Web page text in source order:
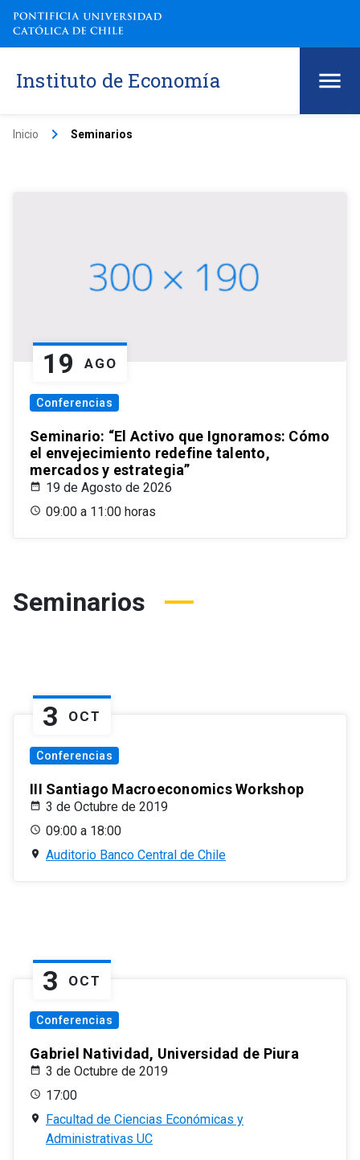
Instituto de Economía
Inicio keyboard_arrow_right Seminarios
19 AGO
Conferencias
Seminario: “El Activo que Ignoramos: Cómo
el envejecimiento redefine talento,
mercados y estrategia”
19 de Agosto de 2026
09:00 a 11:00 horas
Seminarios
3 OCT
Conferencias
III Santiago Macroeconomics Workshop
3 de Octubre de 2019
09:00 a 18:00
Auditorio Banco Central de Chile
3 OCT
Conferencias
Gabriel Natividad, Universidad de Piura
3 de Octubre de 2019
17:00
Facultad de Ciencias Económicas y
Administrativas UC